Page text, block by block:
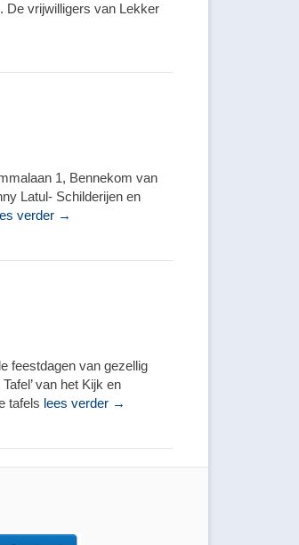
De vrijwilligers van Lekker
1, Bennekom van
Latul- Schilderijen en
verder →
feestdagen van gezellig
van het Kijk en
tafels lees verder →